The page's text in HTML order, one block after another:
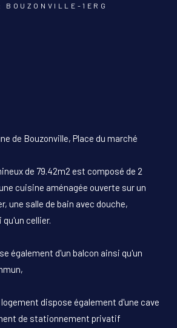
BOUZONVILLE-1ERG
de Bouzonville, Place du marché
de 79.42m2 est composé de 2
cuisine aménagée ouverte sur un
une salle de bain avec douche,
cellier.
également d'un balcon ainsi qu'un
dispose également d'une cave
de stationnement privatif